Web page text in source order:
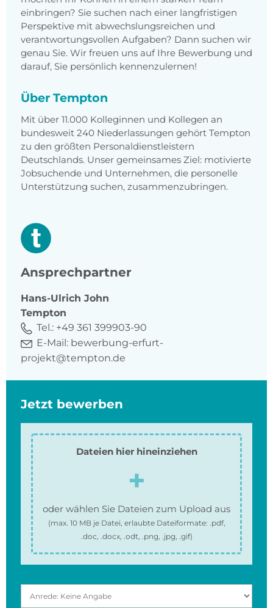
einbringen? Sie suchen nach einer langfristigen
Perspektive mit abwechslungsreichen und
verantwortungsvollen Aufgaben? Dann suchen wir
genau Sie. Wir freuen uns auf Ihre Bewerbung und
darauf, Sie persönlich kennenzulernen!
Über Tempton
Mit über 11.000 Kolleginnen und Kollegen an
bundesweit 240 Niederlassungen gehört Tempton
zu den größten Personaldienstleistern
Deutschlands. Unser gemeinsames Ziel: motivierte
Jobsuchende und Unternehmen, die personelle
Unterstützung suchen, zusammenzubringen.
Ansprechpartner
Hans-Ulrich John
Tempton
Tel.: +49 361 399903-90
E-Mail: bewerbung-erfurt-
projekt@tempton.de
Jetzt bewerben
Dateien hier hineinziehen
oder wählen Sie Dateien zum Upload aus
(max. 10 MBje Datei, erlaubte Dateiformate: .pdf,
.doc, .docx, .odt, .png, .jpg, .gif)